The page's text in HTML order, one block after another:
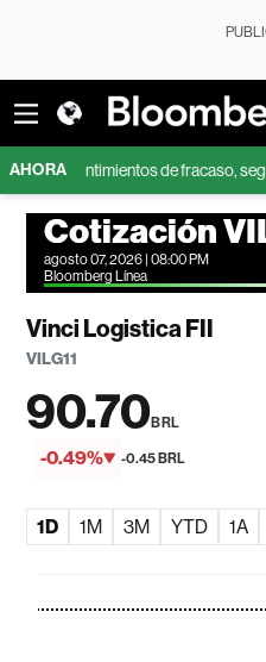
AHORA
sentimientos de fracaso, según
Cotización
agosto 07, 2026 | 08:00 PM
Bloomberg Línea
Vinci Logistica FII
VILG11
90.70BRL
-0.49% -0.45 BRL
1D 1M 3M YTD 1A